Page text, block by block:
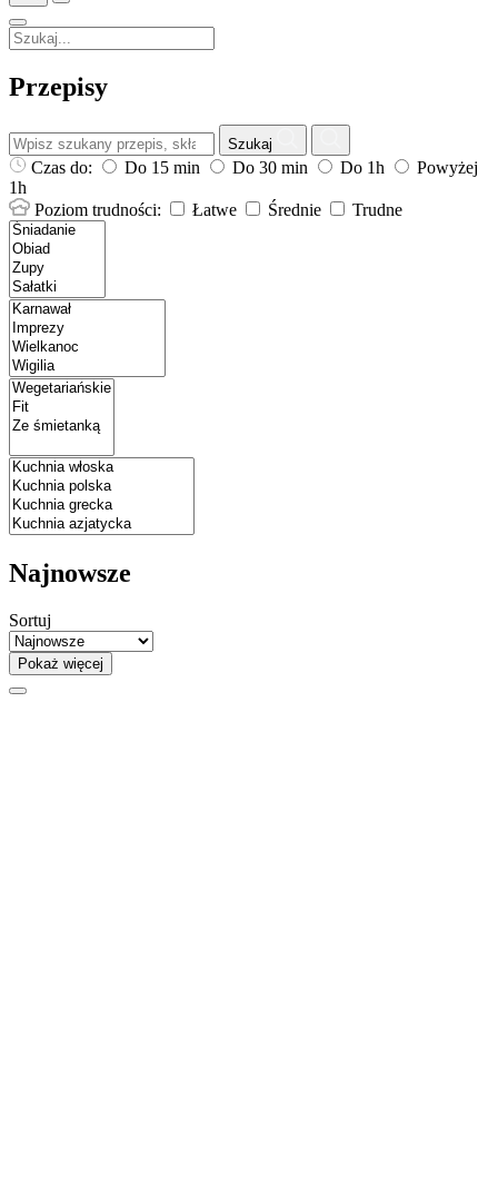
Przepisy
Szukaj
Czas do: Do 15 min Do 30 min Do 1h
Powyżej
1h
Poziom trudności:
Łatwe Średnie Trudne
Najnowsze
Sortuj
Pokaż więcej